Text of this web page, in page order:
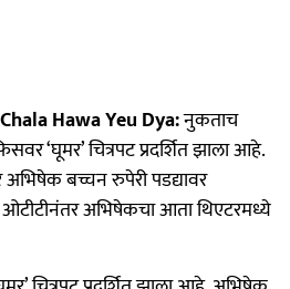
Hawa Yeu Dya:नुकताच
‘घूमर’ चित्रपट प्रदर्शित झाला आहे.
बच्चन रुपेरी पडद्यावर
अभिषेकचा आता थिएटरमध्ये